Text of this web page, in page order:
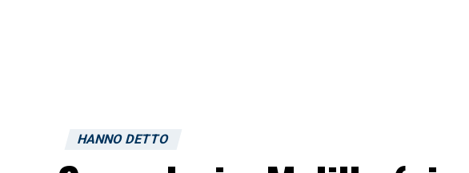
HANNO DETTO